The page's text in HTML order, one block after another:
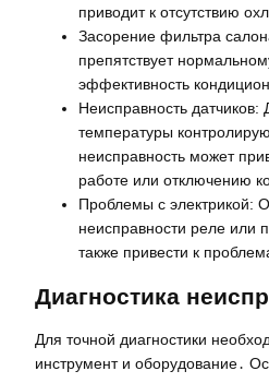
приводит к отсутствию
Засорение фильтра
препятствует
эффективность
Неисправность датчиков:
температуры
неисправность может
работе или отключению
Проблемы с электрикой:
неисправности реле или
также привести к
Диагностика
Для точной диагностики
инструмент и оборудование․